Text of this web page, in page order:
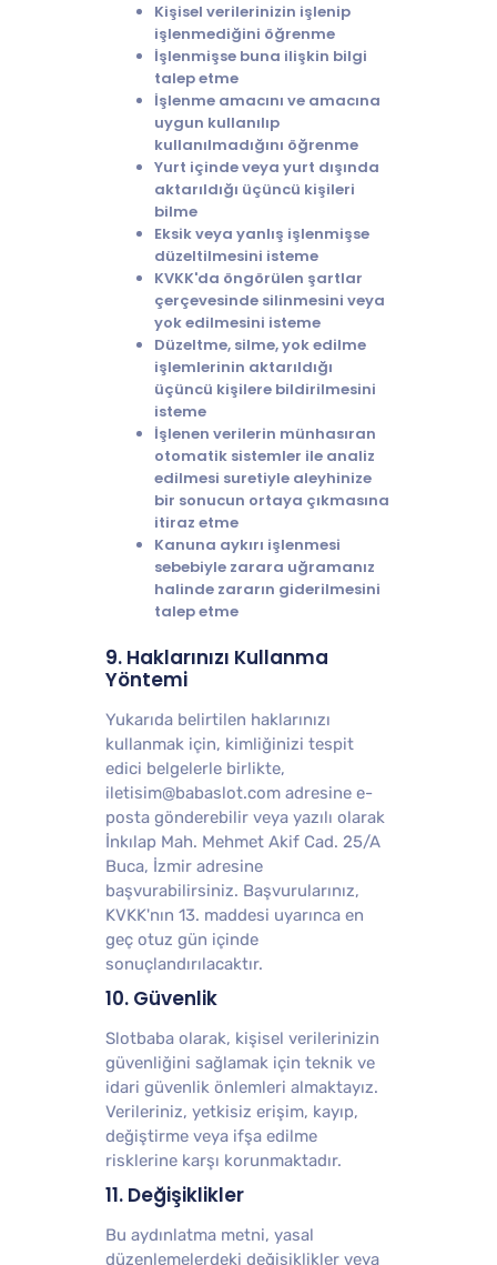
Kişisel verilerinizin işlenip
işlenmediğini öğrenme
İşlenmişse buna ilişkin bilgi
talep etme
İşlenme amacını ve amacına
uygun kullanılıp
kullanılmadığını öğrenme
Yurt içinde veya yurt dışında
aktarıldığı üçüncü kişileri
bilme
Eksik veya yanlış işlenmişse
düzeltilmesini isteme
KVKK'da öngörülen şartlar
çerçevesinde silinmesini veya
yok edilmesini isteme
Düzeltme, silme, yok edilme
işlemlerinin aktarıldığı
üçüncü kişilere bildirilmesini
isteme
İşlenen verilerin münhasıran
otomatik sistemler ile analiz
edilmesi suretiyle aleyhinize
bir sonucun ortaya çıkmasına
itiraz etme
Kanuna aykırı işlenmesi
sebebiyle zarara uğramanız
halinde zararın giderilmesini
talep etme
9. Haklarınızı Kullanma
Yöntemi
Yukarıda belirtilen haklarınızı
kullanmak için, kimliğinizi tespit
edici belgelerle birlikte,
iletisim@babaslot.com adresine e-
posta gönderebilir veya yazılı olarak
İnkılap Mah. Mehmet Akif Cad. 25/A
Buca, İzmir adresine
başvurabilirsiniz. Başvurularınız,
KVKK'nın 13. maddesi uyarınca en
geç otuz gün içinde
sonuçlandırılacaktır.
10. Güvenlik
Slotbaba olarak, kişisel verilerinizin
güvenliğini sağlamak için teknik ve
idari güvenlik önlemleri almaktayız.
Verileriniz, yetkisiz erişim, kayıp,
değiştirme veya ifşa edilme
risklerine karşı korunmaktadır.
11. Değişiklikler
Bu aydınlatma metni, yasal
düzenlemelerdeki değişiklikler veya